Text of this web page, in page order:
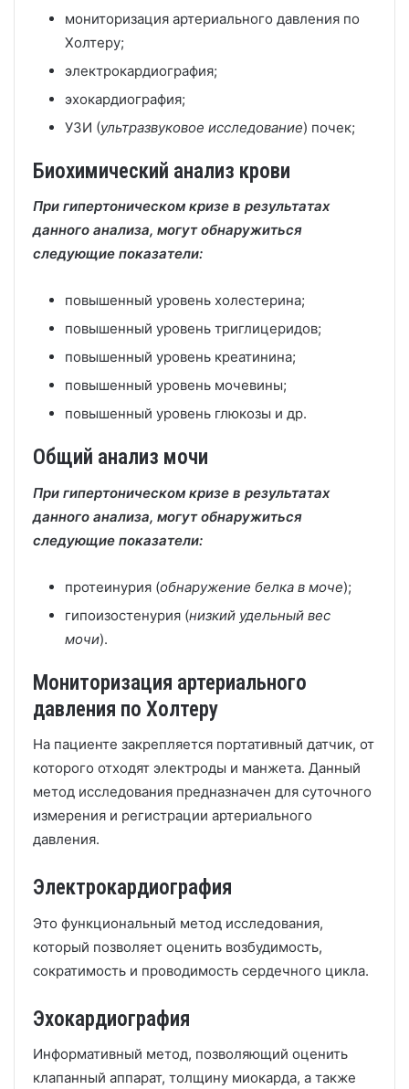
мониторизация артериального давления по
Холтеру;
электрокардиография;
эхокардиография;
УЗИ (ультразвуковое исследование) почек;
Биохимический анализ крови
При гипертоническом кризе в результатах
данного анализа, могут обнаружиться
следующие показатели:
повышенный уровень холестерина;
повышенный уровень триглицеридов;
повышенный уровень креатинина;
повышенный уровень мочевины;
повышенный уровень глюкозы и др.
Общий анализ мочи
При гипертоническом кризе в результатах
данного анализа, могут обнаружиться
следующие показатели:
протеинурия (обнаружение белка в моче);
гипоизостенурия (низкий удельный вес
мочи).
Мониторизация артериального
давления по Холтеру
На пациенте закрепляется портативный датчик, от
которого отходят электроды и манжета. Данный
метод исследования предназначен для суточного
измерения и регистрации артериального
давления.
Электрокардиография
Это функциональный метод исследования,
который позволяет оценить возбудимость,
сократимость и проводимость сердечного цикла.
Эхокардиография
Информативный метод, позволяющий оценить
клапанный аппарат, толщину миокарда, а также